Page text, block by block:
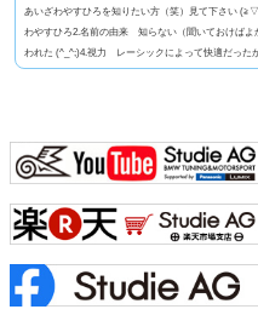
あいざわやすひろを知りたい方（笑）見て下さい
わやすひろ2.名前の由来 知らない（聞いておけば
われた (^_^;)4.視力 レーシックによって快適だった